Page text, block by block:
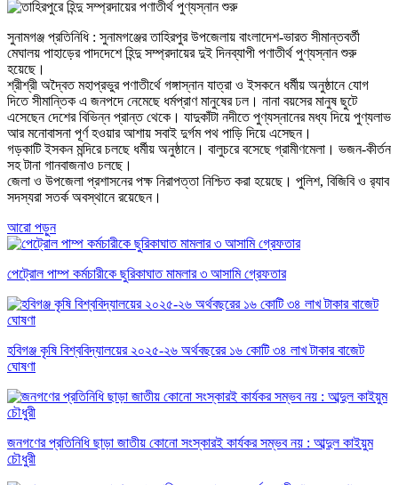
সুনামগঞ্জ প্রতিনিধি : সুনামগঞ্জের তাহিরপুর উপজেলায় বাংলাদেশ-ভারত সীমান্তবর্তী
মেঘালয় পাহাড়ের পাদদেশে হিন্দু সম্প্রদায়ের দুই দিনব্যাপী পণাতীর্থ পুণ্যস্নান শুরু
হয়েছে।
শ্রীশ্রী অদ্বৈত মহাপ্রভুর পণাতীর্থে গঙ্গাস্নান যাত্রা ও ইসকনে ধর্মীয় অনুষ্ঠানে যোগ
দিতে সীমান্তিক এ জনপদে নেমেছে ধর্মপ্রাণ মানুষের ঢল। নানা বয়সের মানুষ ছুটে
এসেছেন দেশের বিভিন্ন প্রান্ত থেকে। যাদুকাঁটা নদীতে পুণ্যস্নানের মধ্য দিয়ে পুণ্যলাভ
আর মনোবাসনা পূর্ণ হওয়ার আশায় সবাই দুর্গম পথ পাড়ি দিয়ে এসেছন।
গড়কাটি ইসকন মন্দিরে চলছে ধর্মীয় অনুষ্ঠানে। বালুচরে বসেছে গ্রামীণমেলা। ভজন-কীর্তন
সহ টানা গানবাজনাও চলছে।
জেলা ও উপজেলা প্রশাসনের পক্ষ নিরাপত্তা নিশ্চিত করা হয়েছে। পুলিশ, বিজিবি ও র‌্যাব
সদস্যরা সতর্ক অবস্থানে রয়েছেন।
আরো পড়ুন
পেট্রোল পাম্প কর্মচারীকে ছুরিকাঘাত মামলার ৩ আসামি গ্রেফতার
হবিগঞ্জ কৃষি বিশ্ববিদ্যালয়ের ২০২৫-২৬ অর্থবছরের ১৬ কোটি ৩৪ লাখ টাকার বাজেট
ঘোষণা
জনগণের প্রতিনিধি ছাড়া জাতীয় কোনো সংস্কারই কার্যকর সম্ভব নয় : আব্দুল কাইয়ুম
চৌধুরী